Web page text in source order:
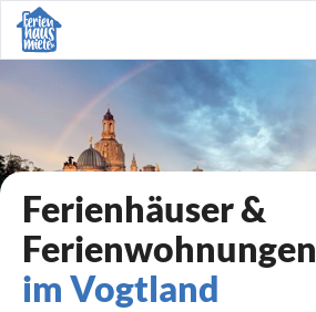
Ferienhäuser &
Ferienwohnungen
im Vogtland